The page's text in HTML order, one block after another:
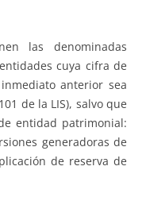
las denominadas
cuya cifra de
anterior sea
de la LIS), salvo que
entidad patrimonial:
generadoras de
de reserva de